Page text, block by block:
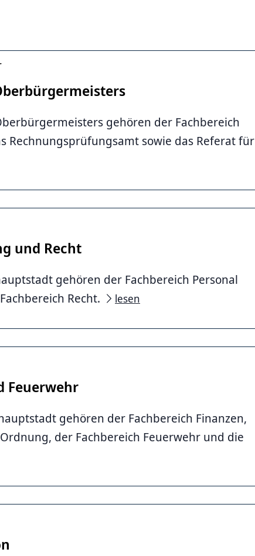
gehören der Fachbereich
Rechnungsprüfungsamt sowie das Referat für
und Recht
gehören der Fachbereich Personal
Recht.
lesen
Feuerwehr
gehören der Fachbereich Finanzen,
der Fachbereich Feuerwehr und die